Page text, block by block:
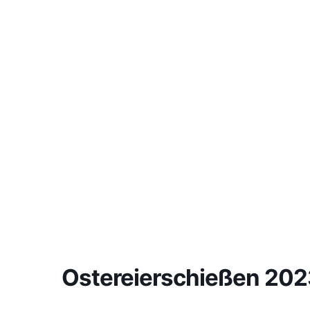
Ostereierschießen